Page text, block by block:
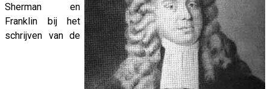
Sherman en
Franklin bij het
schrijven van de